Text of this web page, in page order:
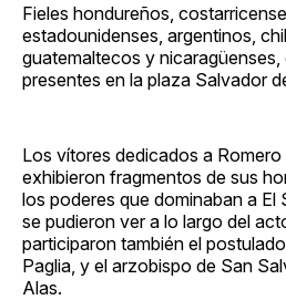
Fieles hondureños,
estadounidenses, argentinos,
guatemaltecos y
presentes en la plaza Salvador
Los vítores dedicados a
exhibieron fragmentos de sus
los poderes que dominaban a El
se pudieron ver a lo largo del
participaron también el
Paglia, y el arzobispo de San
Alas.